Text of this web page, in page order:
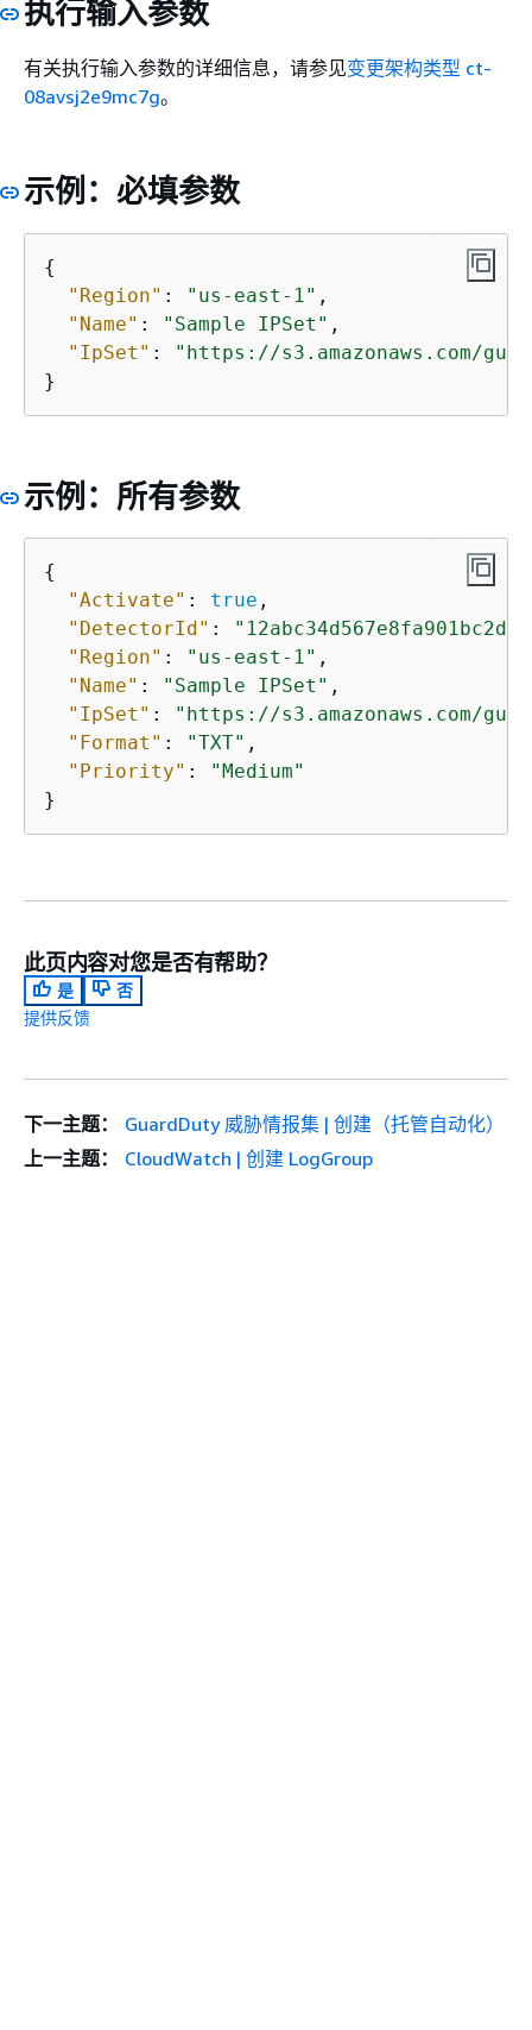
执行输入参数
有关执行输入参数的详细信息，请参见变更架构类型 ct-
08avsj2e9mc7g。
示例：必填参数
{
"Region" : "us-east-1" ,
"Name" : "Sample IPSet" ,
"IpSet" :
"https://s3.amazonaws.com/
示例：所有参数
{
"Activate" : true ,
"DetectorId" :
"Region" : "us-east-1" ,
"Name" : "Sample IPSet" ,
"IpSet" :
"https://s3.amazonaws.com/
"Format" : "TXT" ,
"Priority" :
"Medium"
此页内容对您是否有帮助？
是
否
提供反馈
下一主题：
GuardDuty 威胁情报集 | 创建（托管自动化）
上一主题：
CloudWatch | 创建 LogGroup